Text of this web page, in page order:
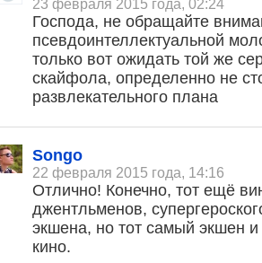
23 февраля 2015 года, 02:24
Господа, не обращайте
псевдоинтеллектуальной
только вот ожидать той же
скайфола, определенно не
развлекательного плана
Songo
22 февраля 2015 года, 14:16
Отлично! Конечно, тот ещё
джентльменов,
экшена, но тот самый экшен
кино.
, поделитесь своим мнением